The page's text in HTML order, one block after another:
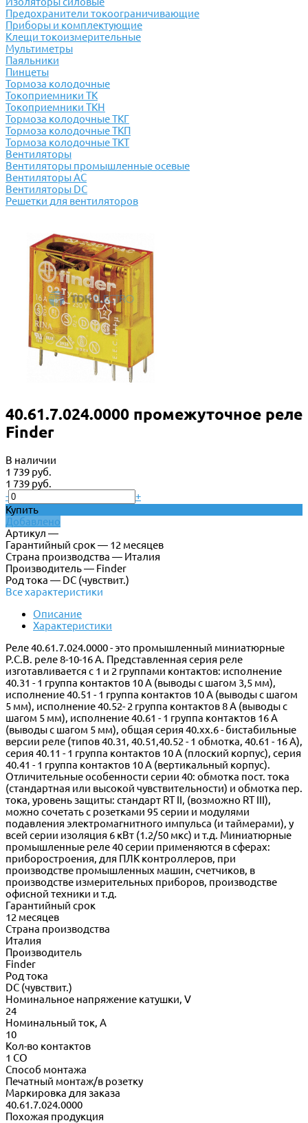
Предохранители токоограничивающие
Приборы и комплектующие
Клещи токоизмерительные
Мультиметры
Паяльники
Пинцеты
Тормоза колодочные
Токоприемники ТК
Токоприемники ТКН
Тормоза колодочные ТКГ
Тормоза колодочные ТКП
Тормоза колодочные ТКТ
Вентиляторы
Вентиляторы промышленные осевые
Вентиляторы АС
Вентиляторы DC
Решетки для вентиляторов
40.61.7.024.0000 промежуточное реле
Finder
В наличии
1 739 руб.
1 739 руб.
-
+
Купить
Добавлено
Артикул —
Гарантийный срок — 12 месяцев
Страна производства — Италия
Производитель — Finder
Род тока — DC (чувствит.)
Все характеристики
Описание
Характеристики
Реле 40.61.7.024.0000 - это промышленный миниатюрные
P.C.B. реле 8-10-16 A. Представленная серия реле
изготавливается с 1 и 2 группами контактов: исполнение
40.31 - 1 группа контактов 10 A (выводы с шагом 3,5 мм),
исполнение 40.51 - 1 группа контактов 10 A (выводы с шагом
5 мм), исполнение 40.52- 2 группа контактов 8 A (выводы с
шагом 5 мм), исполнение 40.61 - 1 группа контактов 16 A
(выводы с шагом 5 мм), общая серия 40.xx.6 - бистабильные
версии реле (типов 40.31, 40.51,40.52 - 1 обмотка, 40.61 - 16 А),
серия 40.11 - 1 группа контактов 10 A (плоский корпус), серия
40.41 - 1 группа контактов 10 A (вертикальный корпус).
Отличительные особенности серии 40: обмотка пост. тока
(стандартная или высокой чувствительности) и обмотка пер.
тока, уровень защиты: стандарт RT II, (возможно RT III),
можно сочетать с розетками 95 серии и модулями
подавления электромагнитного импульса (и таймерами), у
всей серии изоляция 6 кВт (1.2/50 мкс) и т.д. Миниатюрные
промышленные реле 40 серии применяются в сферах:
приборостроения, для ПЛК контроллеров, при
производстве промышленных машин, счетчиков, в
производстве измерительных приборов, производстве
офисной техники и т.д.
Гарантийный срок
12 месяцев
Страна производства
Италия
Производитель
Finder
Род тока
DC (чувствит.)
Номинальное напряжение катушки, V
24
Номинальный ток, А
10
Кол-во контактов
1 CO
Способ монтажа
Печатный монтаж/в розетку
Маркировка для заказа
40.61.7.024.0000
Похожая продукция